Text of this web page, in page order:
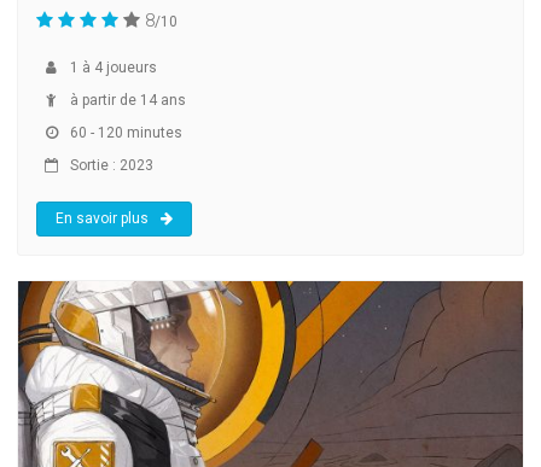
8/10
1 à 4 joueurs
à partir de 14 ans
60 - 120 minutes
Sortie : 2023
En savoir plus